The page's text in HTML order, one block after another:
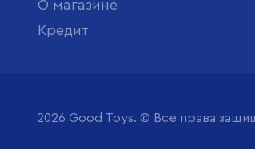
О магазине
Кредит
2026 Good Toys. © Все права